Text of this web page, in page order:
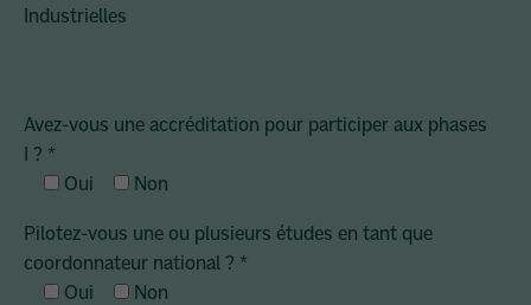
Industrielles
Avez-vous une accréditation pour participer aux phases
I ? *
Oui
Non
Pilotez-vous une ou plusieurs études en tant que
coordonnateur national ? *
Oui
Non